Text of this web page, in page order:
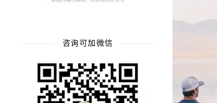
咨询可加微信